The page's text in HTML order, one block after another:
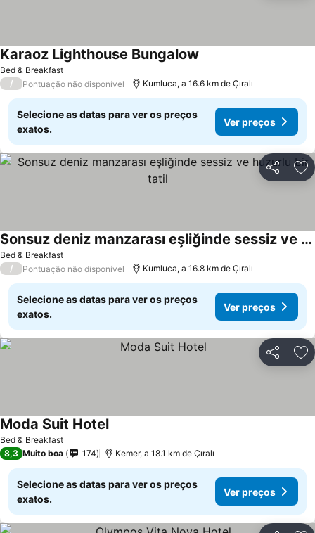
Bed & Breakfast
Karaoz Lighthouse Bungalow
/ Pontuação não disponível Kumluca, a 16.6 km de Çıralı
Selecione as datas para ver os preços
exatos.
Ver preços
Partilhar
Bed & Breakfast
Sonsuz deniz manzarası eşliğinde sessiz ve huzurlu bir tatil
Ver preços
/ Pontuação não disponível Kumluca, a 16.8 km de Çıralı
Selecione as datas para ver os preços
exatos.
Ver preços
Partilhar
Bed & Breakfast
Moda Suit HotelVer preços
8,3 Muito boa 174 Kemer, a 18.1 km de Çıralı
Selecione as datas para ver os preços
exatos.
Ver preços